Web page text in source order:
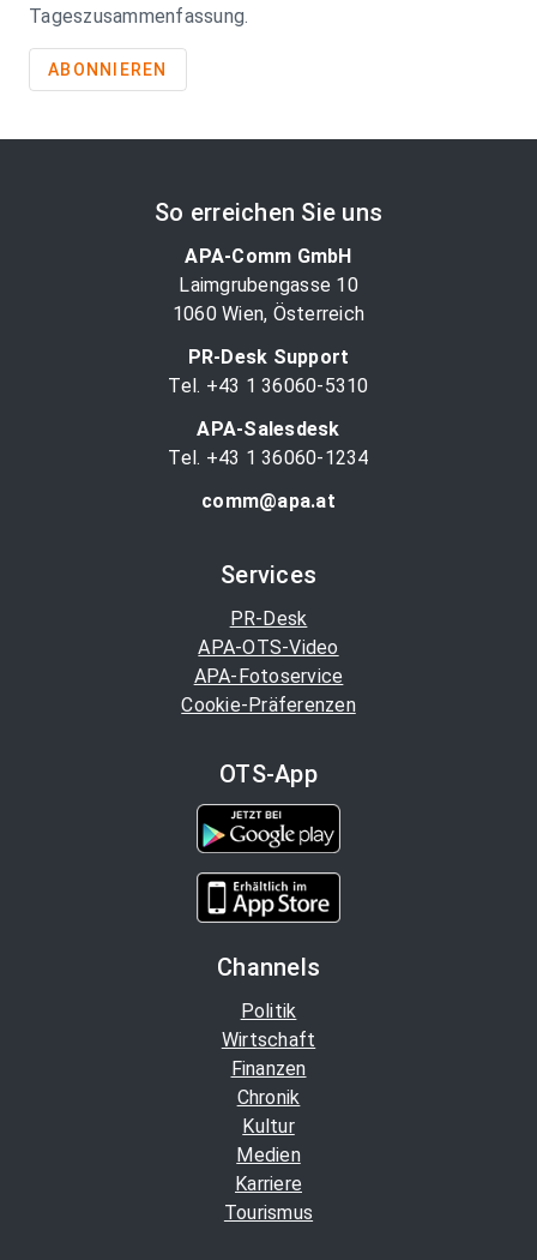
Tageszusammenfassung.
ABONNIEREN
So erreichen Sie uns
APA-Comm GmbH
Laimgrubengasse 10
1060 Wien, Österreich
PR-Desk Support
Tel. +43 1 36060-5310
APA-Salesdesk
Tel. +43 1 36060-1234
comm@apa.at
Services
PR-Desk
APA-OTS-Video
APA-Fotoservice
Cookie-Präferenzen
OTS-App
Channels
Politik
Wirtschaft
Finanzen
Chronik
Kultur
Medien
Karriere
Tourismus